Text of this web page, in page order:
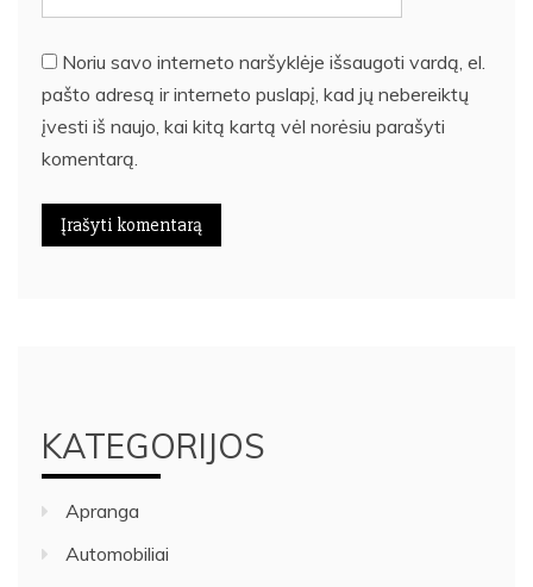
Noriu savo interneto naršyklėje išsaugoti vardą, el.
pašto adresą ir interneto puslapį, kad jų nebereiktų
įvesti iš naujo, kai kitą kartą vėl norėsiu parašyti
komentarą.
KATEGORIJOS
Apranga
Automobiliai